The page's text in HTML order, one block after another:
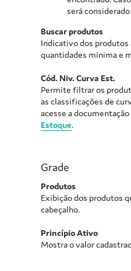
será
Buscar produtos
Indicativo dos produtos
quantidades mínima e
Cód. Niv. Curva Est.
Permite filtrar os
as classificações de
acesse a
Estoque.
Grade
Produtos
Exibição dos produtos
cabeçalho.
Princípio Ativo
Mostra o valor